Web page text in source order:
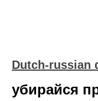
Dutch-russian
убирайся